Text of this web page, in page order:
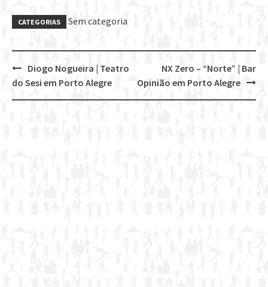
CATEGORIAS Sem categoria
Post
navigation
NX Zero – “Norte” | Bar
Opinião em Porto Alegre
Diogo Nogueira | Teatro
do Sesi em Porto Alegre